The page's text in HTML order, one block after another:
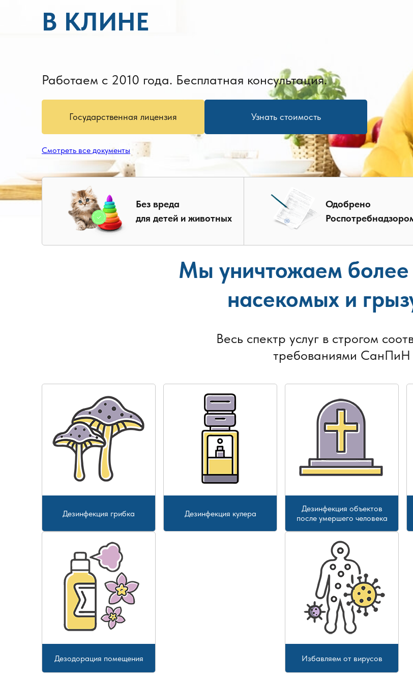
В КЛИНЕ
Работаем с 2010 года. Бесплатная консультация.
Государственная лицензия Узнать стоимость
Смотреть все документы
Без вреда
для детей и животных
Одобрено
Мы уничтожаем более
насекомых и
Весь спектр услуг в строгом
требованиями СанПиН
Дезинфекция грибка Дезинфекция кулера
Дезинфекция объектов
после умершего человека
Дезодорация помещения Избавляем от вирусов